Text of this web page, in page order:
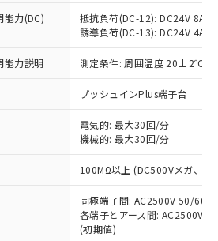
能力(DC)
抵抗負荷(DC-12): DC24V 8A/
誘導負荷(DC-13): DC24V 4A/
能力説明 測定条件: 周囲温度 20±2℃、
プッシュインPlus端子台
電気的: 最大30回/分
機械的: 最大30回/分
100MΩ以上 (DC500Vメガ、点
同極端子間: AC2500V 50/
各端子とアース間: AC2500V
(初期値)
了承ください。
および標準価格照会結果は、
いる更新日時点での社内デー
き作成されるものであり、閲
時点での実際の在庫および標
は異なる場合があることをご
期状況および標準価格はお客
引先、またはお客様担当のオ
御機器販売店・当社販売員に
制御機器販売店や当社販売拠
売ネットワーク
」をご確認
有品と判明した場合などや
ることがあります。
物質）：
下、 水銀(Hg) 1000ppm以下、 カド
以下、ポリ臭化ビフェニル
以下、ポリ臭化ジフェニルエーテル類
下、フタル酸ビス(2-エチルヘキシ
1000ppm以下、フタル酸ブチ
） 1000ppm以下、フタル酸ジブチル
以下、フタル酸ジイソブチル
産業用監視および制御機器に対する
類の４物質については閾値を超える意
とを確認しています。
いることを示します。
です。当社販売部門へお問
: 1000ppm、 PBBs(ポリ臭化ビフェ
PBDEs(ポリ臭化ジフェニルエーテ
チル) : 1000ppm、 DIBP(フタル酸ジ
、 BBP(フタル酸ブチルベンジ
ス(2-エチルヘキシル)) : 1000ppm
これら貴社製品のうち、外国
び外国貿易法に定める商品
制貨物等」という）を輸出
外への提供する場合は、日本
輸出許可(または役務取引許
するなどの必要な手続きを
制貨物を破棄する場合は、完
するなど、違法に輸出されな
要な手段を講じます。
社製品を、核兵器、ミサイ
兵器、生物兵器またはその他
にこれらの製造装置等に一切
数以上の在庫あり
数には満たないが在庫あり
なし(最新の在庫状況につ
は、お客様のお取引先、ま
お客様担当のオムロン制御